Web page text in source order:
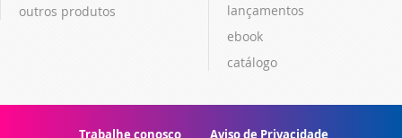
outros produtos
lançamentos
ebook
catálogo
Trabalhe conosco Aviso de Privacidade